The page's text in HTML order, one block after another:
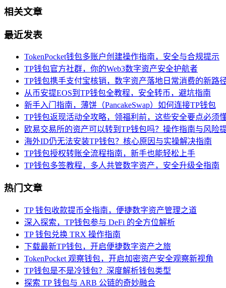
相关文章
最近发表
TokenPocket钱包多账户创建操作指南，安全与合规提示
TP钱包官方社群，你的Web3数字资产安全护航者
TP钱包携手支付宝核销，数字资产落地日常消费的新路
从币安提EOS到TP钱包全教程，安全转币，避坑指南
新手入门指南，薄饼（PancakeSwap）如何连接TP钱包
TP钱包返现活动全攻略，领福利前，这些安全要点必须懂
欧易交易所的资产可以转到TP钱包吗？操作指南与风险
海外ID仍无法安装TP钱包？核心原因与实操解决指南
TP钱包授权转账全流程指南，新手也能轻松上手
TP钱包多签教程，多人共管数字资产，安全升级全指南
热门文章
TP 钱包收款提币全指南，便捷数字资产管理之道
深入探索，TP钱包参与 DeFi 的全方位解析
TP 钱包兑换 TRX 操作指南
下载最新TP钱包，开启便捷数字资产之旅
TokenPocket 观察钱包，开启加密资产安全观察新视角
TP钱包是不是冷钱包？深度解析钱包类型
探索 TP 钱包与 ARB 公链的奇妙融合